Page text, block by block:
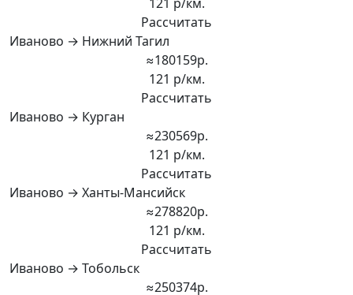
Рассчитать
Иваново → Нижний Тагил
≈180159р.
121 р/км.
Рассчитать
Иваново → Курган
≈230569р.
121 р/км.
Рассчитать
Иваново → Ханты-Мансийск
≈278820р.
121 р/км.
Рассчитать
Иваново → Тобольск
≈250374р.